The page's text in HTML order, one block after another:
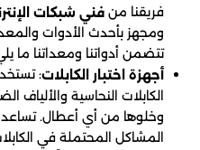
فريقنا من فني شبكات
ومجهز بأحدث الأدوات
تتضمن أدواتنا ومعداتنا ما
أجهزة اختبار الكابلات:
الكابلات النحاسية والألياف
وخلوها من أي أعطال.
المشاكل المحتملة في